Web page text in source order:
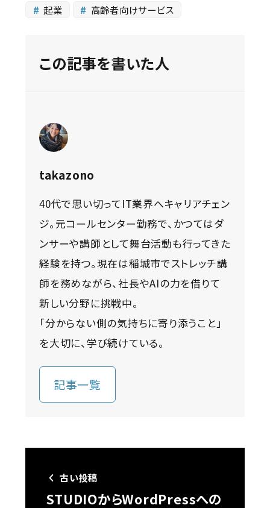
起業
高齢者向けサービス
この記事を書いた人
takazono
40代で思い切ってIT業界へキャリアチェン
ジ。元コールセンター勤務で、かつてはダ
ンサーや講師として舞台活動も行ってきた
経験を持つ。現在は稲城市でストレッチ講
師を務めながら、社長やAIの力を借りて
新しい分野に挑戦中。
「分からない側の気持ちに寄り添うこと」
を大切に、学び続けている。
記事一覧
古い投稿
STUDIOからWordPressへの